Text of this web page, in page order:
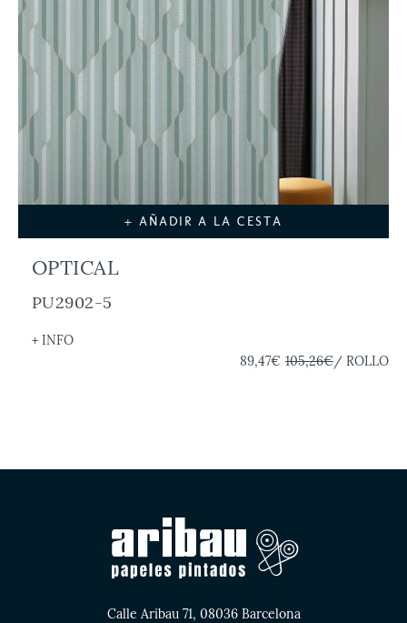
+ AÑADIR A LA CESTA
OPTICAL
PU2902-5
+ INFO
89,47€ 105,26€/ ROLLO
Calle Aribau 71, 08036 Barcelona